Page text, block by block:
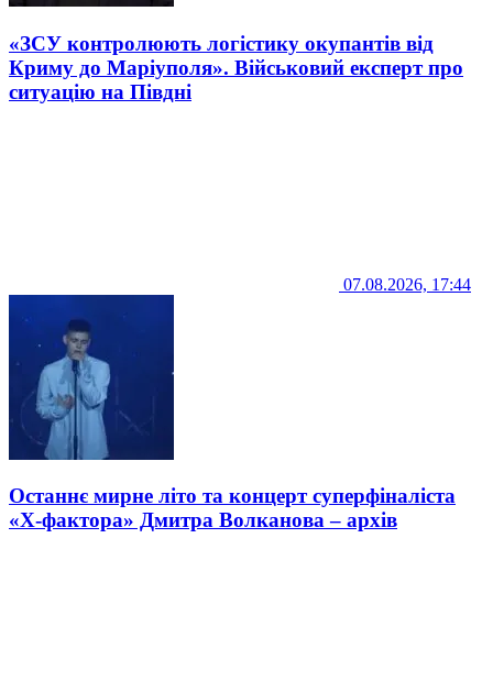
«ЗСУ контролюють логістику окупантів від
Криму до Маріуполя». Військовий експерт про
ситуацію на Півдні
07.08.2026, 17:44
Останнє мирне літо та концерт суперфіналіста
«Х-фактора» Дмитра Волканова – архів